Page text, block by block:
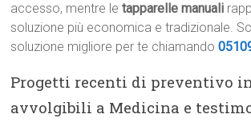
accesso, mentre letapparelle manuali
soluzione più economica e tradizionale.
soluzione migliore per te chiamando
Progetti recenti di preventivo
avvolgibili a Medicina e